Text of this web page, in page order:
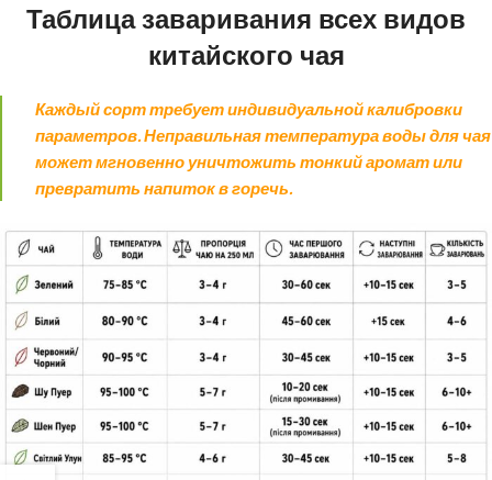
Таблица заваривания всех видов
китайского чая
Каждый сорт требует индивидуальной калибровки
параметров. Неправильная температура воды для чая
может мгновенно уничтожить тонкий аромат или
превратить напиток в горечь.